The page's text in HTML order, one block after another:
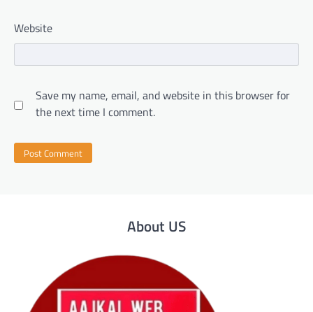
Website
Save my name, email, and website in this browser for
the next time I comment.
About US